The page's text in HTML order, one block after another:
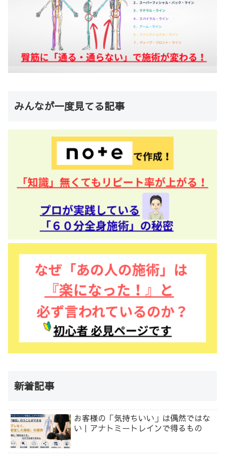
みんなが一度見てる記事
新着記事
お客様の「気持ちいい」は偶然ではな
い｜アナトミートレインで得るもの